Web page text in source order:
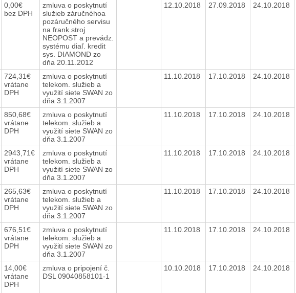
0,00€
bez DPH
zmluva o poskytnutí
služieb záručnéhoa
pozáručného servisu
na frank.stroj
NEOPOST a prevádz.
systému diaľ. kredit
sys. DIAMOND zo
dňa 20.11.2012
12.10.2018 27.09.2018 24.10.2018
724,31€
vrátane
DPH
zmluva o poskytnutí
telekom. služieb a
využití siete SWAN zo
dňa 3.1.2007
11.10.2018 17.10.2018 24.10.2018
850,68€
vrátane
DPH
zmluva o poskytnutí
telekom. služieb a
využití siete SWAN zo
dňa 3.1.2007
11.10.2018 17.10.2018 24.10.2018
2943,71€
vrátane
DPH
zmluva o poskytnutí
telekom. služieb a
využití siete SWAN zo
dňa 3.1.2007
11.10.2018 17.10.2018 24.10.2018
265,63€
vrátane
DPH
zmluva o poskytnutí
telekom. služieb a
využití siete SWAN zo
dňa 3.1.2007
11.10.2018 17.10.2018 24.10.2018
676,51€
vrátane
DPH
zmluva o poskytnutí
telekom. služieb a
využití siete SWAN zo
dňa 3.1.2007
11.10.2018 17.10.2018 24.10.2018
14,00€
vrátane
DPH
zmluva o pripojení č.
DSL 09040858101-1
10.10.2018 17.10.2018 24.10.2018